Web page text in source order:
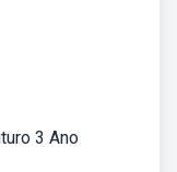
3 Ano